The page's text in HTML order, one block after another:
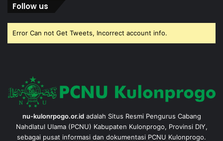
Follow us
Error Can not Get Tweets, Incorrect account info.
nu-kulonrpogo.or.idadalah Situs Resmi Pengurus Cabang
Nahdlatul Ulama (PCNU) Kabupaten Kulonprogo, Provinsi DIY,
sebagai pusat informasi dan dokumentasi PCNU Kulonprogo.